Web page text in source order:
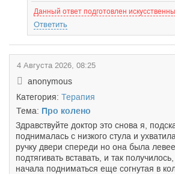
Данный ответ подготовлен
Ответить
4 Августа 2026, 08:25
anonymous
Категория: Терапия
Тема: Про колено
Здравствуйте доктор это снова я,
поднималась с низкого стула и
ручку двери спереди но она была
подтягивать вставать, и так
начала подниматься еще согнутая в